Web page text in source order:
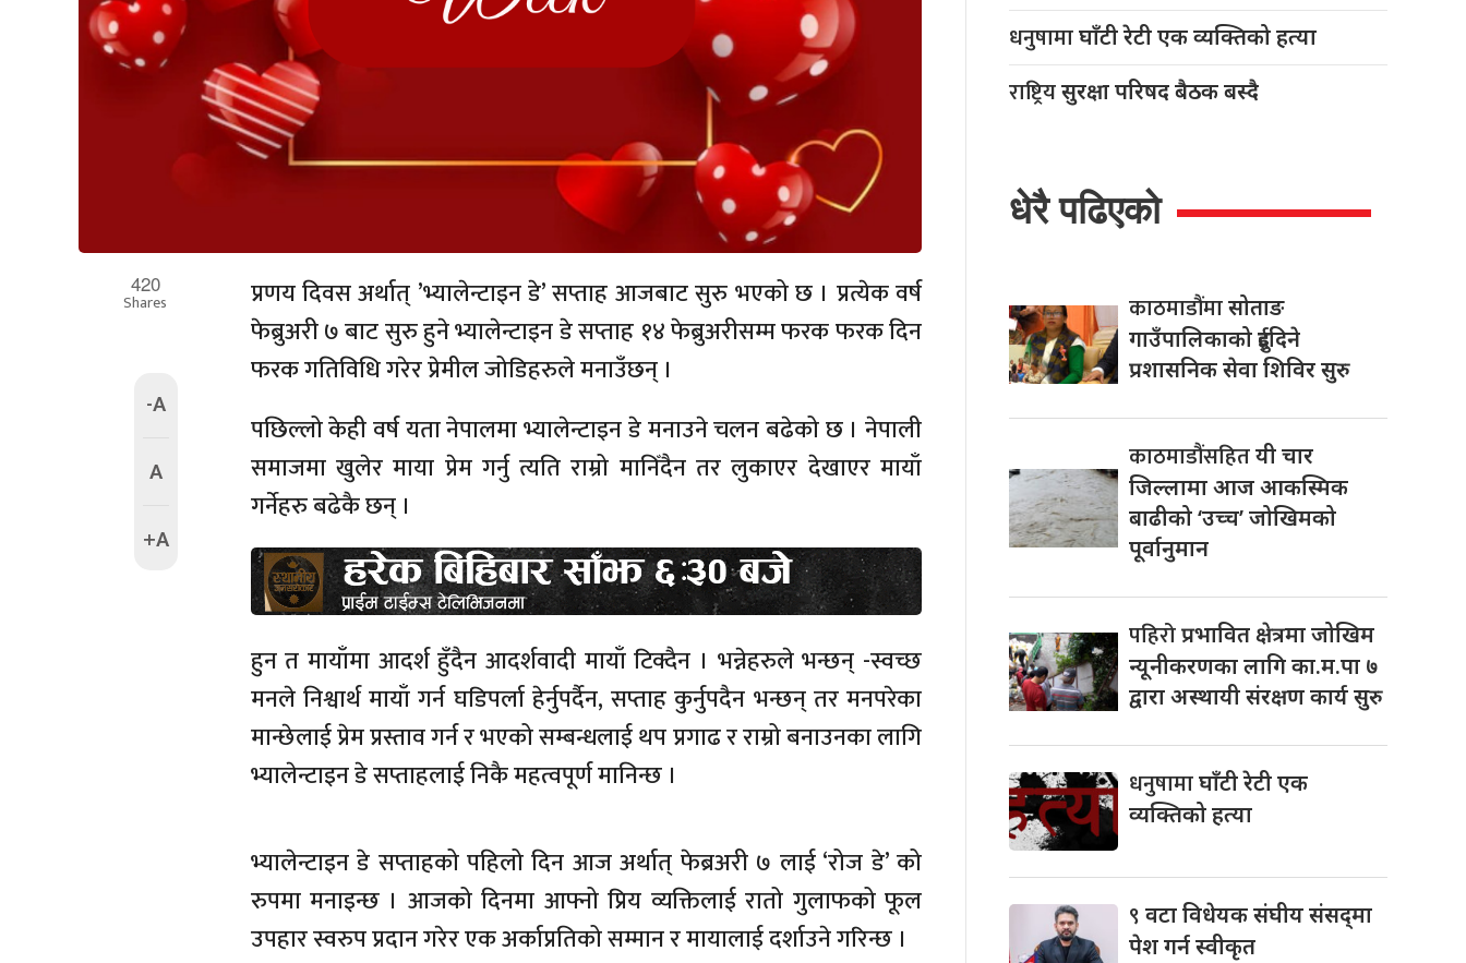
420
Shares
-A
A
+A
प्रणय दिवस अर्थात् ’भ्यालेन्टाइन डे’ सप्ताह आजबाट सुरु भएको छ । प्रत्येक वर्ष
फेब्रुअरी ७ बाट सुरु हुने भ्यालेन्टाइन डे सप्ताह १४ फेब्रुअरीसम्म फरक फरक दिन
फरक गतिविधि गरेर प्रेमील जोडिहरुले मनाउँछन् ।
पछिल्लो केही वर्ष यता नेपालमा भ्यालेन्टाइन डे मनाउने चलन बढेको छ । नेपाली
समाजमा खुलेर माया प्रेम गर्नु त्यति राम्रो मानिँदैन तर लुकाएर देखाएर मायाँ
गर्नेहरु बढेकै छन् ।
हुन त मायाँमा आदर्श हुँदैन आदर्शवादी मायाँ टिक्दैन । भन्नेहरुले भन्छन् -स्वच्छ
मनले निश्वार्थ मायाँ गर्न घडिपर्ला हेर्नुपर्दैन, सप्ताह कुर्नुपदैन भन्छन् तर मनपरेका
मान्छेलाई प्रेम प्रस्ताव गर्न र भएको सम्बन्धलाई थप प्रगाढ र राम्रो बनाउनका लागि
भ्यालेन्टाइन डे सप्ताहलाई निकै महत्वपूर्ण मानिन्छ ।
भ्यालेन्टाइन डे सप्ताहको पहिलो दिन आज अर्थात् फेब्रअरी ७ लाई ‘रोज डे’ को
रुपमा मनाइन्छ । आजको दिनमा आफ्नो प्रिय व्यक्तिलाई रातो गुलाफको फूल
उपहार स्वरुप प्रदान गरेर एक अर्काप्रतिको सम्मान र मायालाई दर्शाउने गरिन्छ ।
धनुषामाघाँटी रेटी एक व्यक्तिको हत्या
राष्ट्रियसुरक्षा परिषद बैठक बस्दै
धेरै पढिएको
काठमाडौंमासोताङ
गाउँपालिकाको दुईदिने
प्रशासनिक सेवा शिविर सुरु
काठमाडौंसहितयी चार
जिल्लामा आज आकस्मिक
बाढीको ‘उच्च’ जोखिमको
पूर्वानुमान
पहिरोप्रभावित क्षेत्रमा जोखिम
न्यूनीकरणका लागि का.म.पा ७
द्वारा अस्थायी संरक्षण कार्य सुरु
धनुषामाघाँटी रेटी एक
व्यक्तिको हत्या
९वटा विधेयक संघीय संसद्‌मा
पेश गर्न स्वीकृत